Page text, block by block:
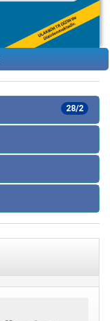
28/2